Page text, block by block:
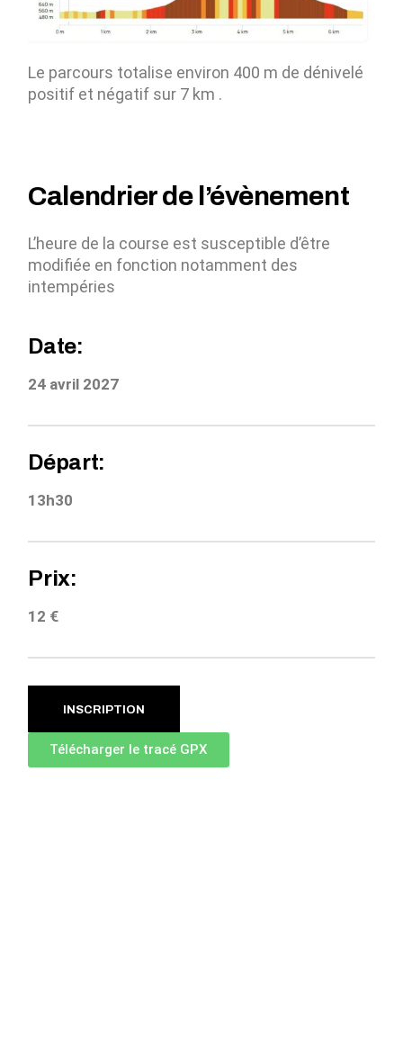
Le parcours totalise environ 400 m de dénivelé
positif et négatif sur 7 km .
Calendrier de l’évènement
L’heure de la course est susceptible d’être
modifiée en fonction notamment des
intempéries
Date:
24 avril 2027
Départ:
13h30
Prix:
12 €
INSCRIPTION
Télécharger le tracé GPX